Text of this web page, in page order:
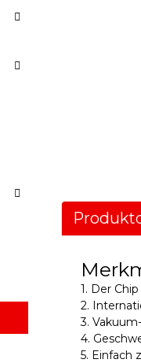
1. Der
2.
3.
4.
5. Einfach